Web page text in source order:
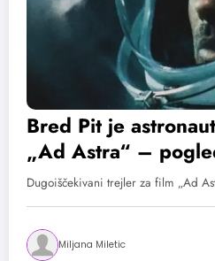
Bred Pit je
„Ad Astra“ –
Dugoiščekivani trejler za film „Ad
Miljana Miletic